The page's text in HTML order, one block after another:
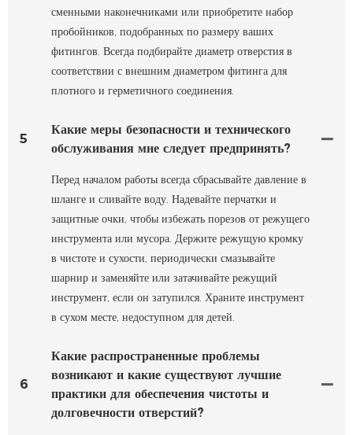
сменными наконечниками или приобретите набор
пробойников, подобранных по размеру ваших
фитингов. Всегда подбирайте диаметр отверстия в
соответствии с внешним диаметром фитинга для
плотного и герметичного соединения.
5
Какие меры безопасности и технического
обслуживания мне следует предпринять?
Перед началом работы всегда сбрасывайте давление в
шланге и сливайте воду. Надевайте перчатки и
защитные очки, чтобы избежать порезов от режущего
инструмента или мусора. Держите режущую кромку
в чистоте и сухости, периодически смазывайте
шарнир и заменяйте или затачивайте режущий
инструмент, если он затупился. Храните инструмент
в сухом месте, недоступном для детей.
6
Какие распространенные проблемы
возникают и какие существуют лучшие
практики для обеспечения чистоты и
долговечности отверстий?